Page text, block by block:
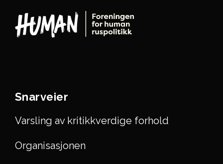
Snarveier
Varsling av kritikkverdige forhold
Organisasjonen